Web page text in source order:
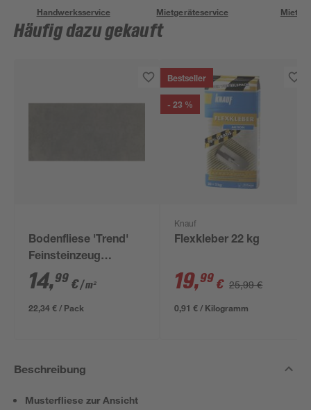
Handwerksservice Mietgeräteservice
Häufig dazu gekauft
Bodenfliese 'Trend'
Feinsteinzeug
anthrazit 30,5 x 61 cm
14,99 €/ m²
22,34 € / Pack
Bestseller
- 23 %
Knauf
Flexkleber 22 kg
19,99 € 25,99 €
0,91 € / Kilogramm
Beschreibung
Musterfliese zur Ansicht